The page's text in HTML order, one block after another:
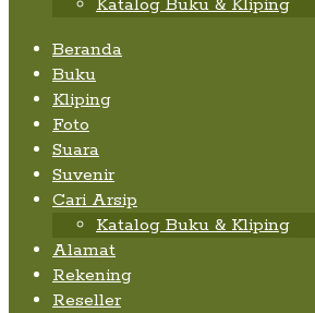
Katalog Buku & Kliping
Beranda
Buku
Kliping
Foto
Suara
Suvenir
Cari Arsip
Katalog Buku & Kliping
Alamat
Rekening
Reseller